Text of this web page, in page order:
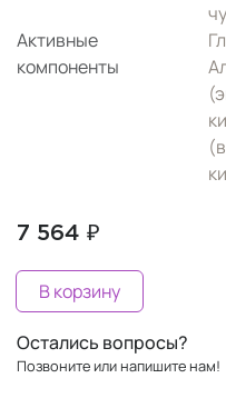
Активные
компоненты
7 564 ₽
В корзину
Остались вопросы?
Позвоните или напишите нам!